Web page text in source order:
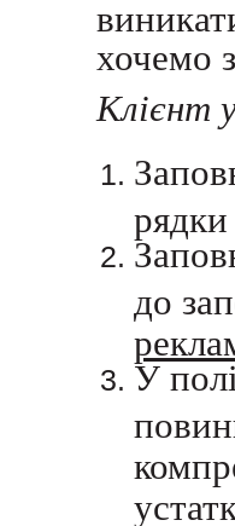
хочемо
Клієнт
рядки
до
У